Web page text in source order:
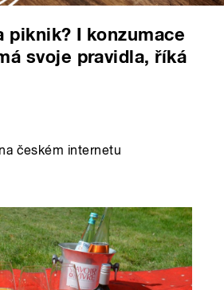
piknik? I konzumace
svoje pravidla, říká
českém internetu